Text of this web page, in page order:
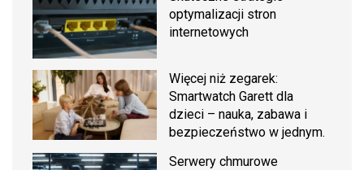
optymalizacji stron
internetowych
Więcej niż zegarek:
Smartwatch Garett dla
dzieci – nauka, zabawa i
bezpieczeństwo w jednym.
Serwery chmurowe